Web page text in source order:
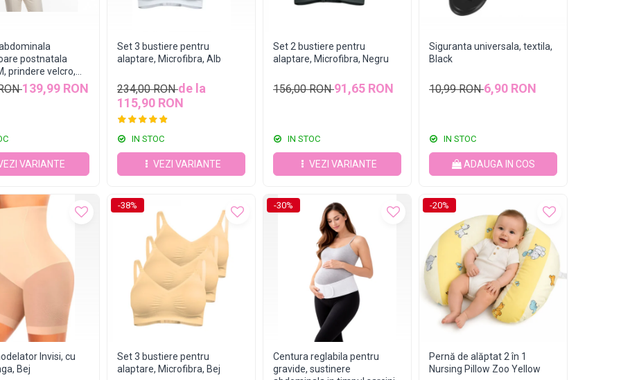
postnatala
prindere velcro,
139,99 RON
VARIANTE
Set 3 bustiere pentru
alaptare, Microfibra, Alb
234,00 RONde la
115,90 RON
IN STOC
VEZI VARIANTE
Set 2 bustiere pentru
alaptare, Microfibra, Negru
156,00 RON91,65 RON
IN STOC
VEZI VARIANTE
Siguranta universala, textila,
Black
10,99 RON6,90 RON
IN STOC
ADAUGA IN COS
Invisi, cu
Bej
-38%
Set 3 bustiere pentru
alaptare, Microfibra, Bej
-30%
Centura reglabila pentru
gravide, sustinere
-20%
Pernă de alăptat 2 în 1
Nursing Pillow Zoo Yellow